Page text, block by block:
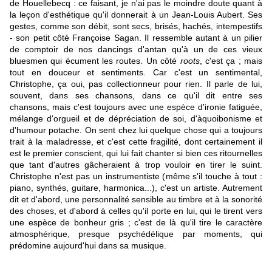
de Houellebecq : ce faisant, je n'ai pas le moindre doute quant à
la leçon d'esthétique qu'il donnerait à un Jean-Louis Aubert. Ses
gestes, comme son débit, sont secs, brisés, hachés, intempestifs
- son petit côté Françoise Sagan. Il ressemble autant à un pilier
de comptoir de nos dancings d'antan qu'à un de ces vieux
bluesmen qui écument les routes. Un côté roots, c'est ça ; mais
tout en douceur et sentiments. Car c'est un sentimental,
Christophe, ça oui, pas collectionneur pour rien. Il parle de lui,
souvent, dans ses chansons, dans ce qu'il dit entre ses
chansons, mais c'est toujours avec une espèce d'ironie fatiguée,
mélange d'orgueil et de dépréciation de soi, d'àquoibonisme et
d'humour potache. On sent chez lui quelque chose qui a toujours
trait à la maladresse, et c'est cette fragilité, dont certainement il
est le premier conscient, qui lui fait chanter si bien ces ritournelles
que tant d'autres gâcheraient à trop vouloir en tirer le suint.
Christophe n'est pas un instrumentiste (même s'il touche à tout :
piano, synthés, guitare, harmonica...), c'est un artiste. Autrement
dit et d'abord, une personnalité sensible au timbre et à la sonorité
des choses, et d'abord à celles qu'il porte en lui, qui le tirent vers
une espèce de bonheur gris ; c'est de là qu'il tire le caractère
atmosphérique, presque psychédélique par moments, qui
prédomine aujourd'hui dans sa musique.